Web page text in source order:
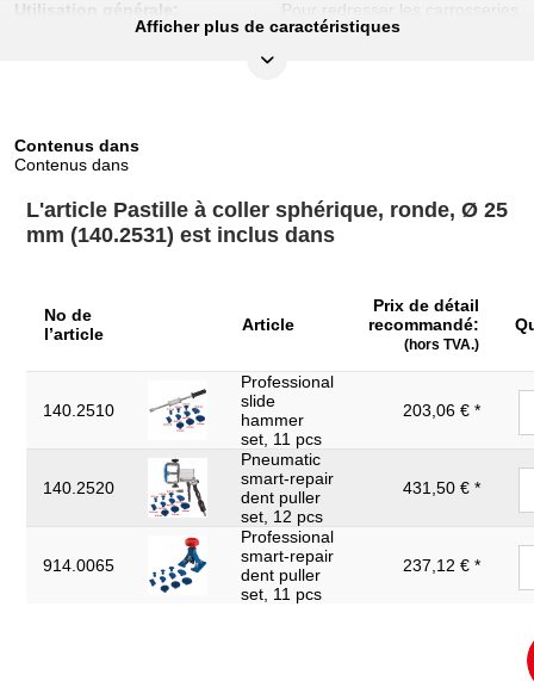
Utilisation générale:
Pour redresser les carrosseries
Afficher plus de caractéristiques
Contenus dans
Contenus dans
L'article Pastille à coller sphérique, ronde, Ø 25
mm (140.2531) est inclus dans
No de
l’article
Article
Prix de détail
recommandé:
(hors TVA.)
140.2510
Professional
slide
hammer
set, 11 pcs
203,06 € *
140.2520
Pneumatic
smart-repair
dent puller
set, 12 pcs
431,50 € *
914.0065
Professional
smart-repair
dent puller
set, 11 pcs
237,12 € *